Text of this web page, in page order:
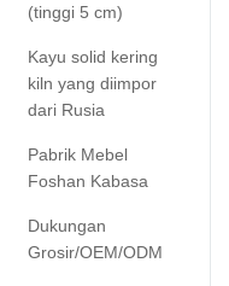
(tinggi 5 cm)
Kayu solid kering
kiln yang diimpor
dari Rusia
Pabrik Mebel
Foshan Kabasa
Dukungan
Grosir/OEM/ODM